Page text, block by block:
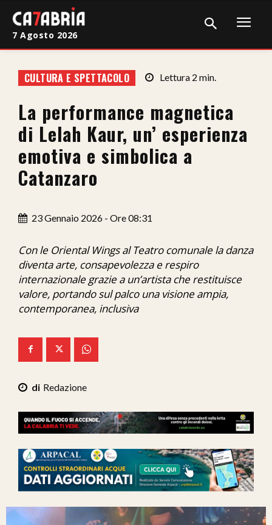
Cronaca
Giudiziaria
Politica
Sport
Sanità
Economia
Ita-Mondo
C7 Play
We Calabria
Mix Zone
7 Agosto 2026
CULTURA E SPETTACOLO Lettura 2 min.
La performance magnetica
di Lelah Kaur, un’ esperienza
emotiva e simbolica a
Catanzaro
23 Gennaio 2026 - Ore 08:31
Con le Oriental Wings al Teatro comunale la danza
diventa arte, consapevolezza e respiro
internazionale grazie a un’artista che restituisce
valore, portando sul palco una visione ampia,
contemporanea, inclusiva
Redazione